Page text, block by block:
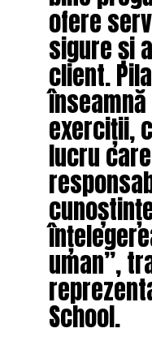
ofere
sigure și
client.
exerciții,
lucru
uman”,
School.